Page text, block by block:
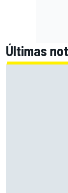
Últimas